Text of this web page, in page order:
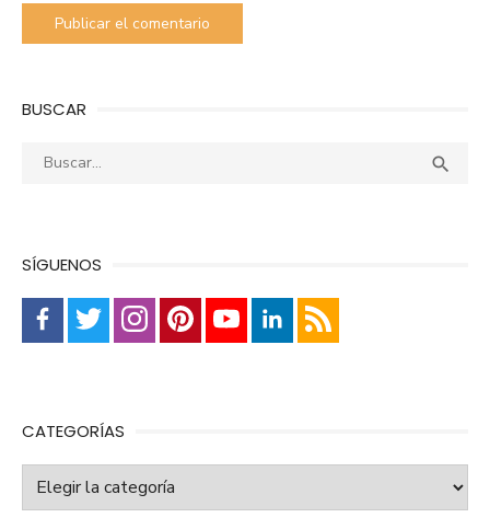
BUSCAR
Buscar: 
SÍGUENOS
CATEGORÍAS
Categorías